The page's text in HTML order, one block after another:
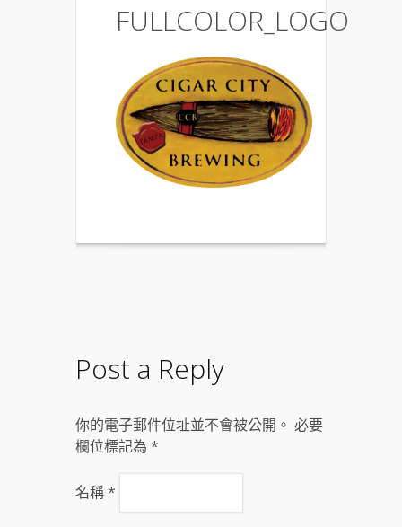
FULLCOLOR_LOGO
Post a Reply
你的電子郵件位址並不會被公開。 必要
欄位標記為 *
名稱*